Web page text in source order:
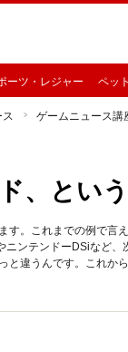
ーツ・レジャー ペット
ス ゲームニュース講
、とい
。これまでの例で言
ンテンドーDSiなど
違うんです。これか